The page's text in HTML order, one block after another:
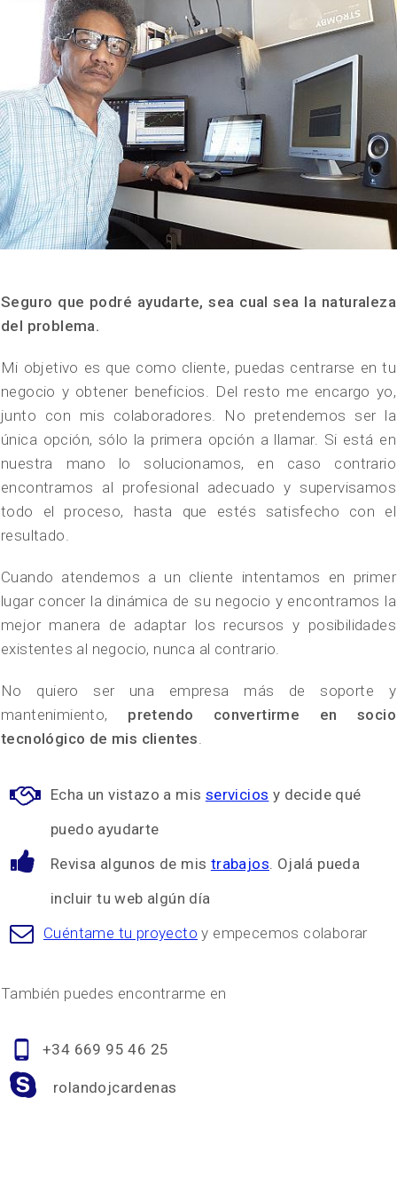
Seguro que podré ayudarte, sea cual sea la naturaleza
del problema.
Mi objetivo es que como cliente, puedas centrarse en tu
negocio y obtener beneficios. Del resto me encargo yo,
junto con mis colaboradores. No pretendemos ser la
única opción, sólo la primera opción a llamar. Si está en
nuestra mano lo solucionamos, en caso contrario
encontramos al profesional adecuado y supervisamos
todo el proceso, hasta que estés satisfecho con el
resultado.
Cuando atendemos a un cliente intentamos en primer
lugar concer la dinámica de su negocio y encontramos la
mejor manera de adaptar los recursos y posibilidades
existentes al negocio, nunca al contrario.
No quiero ser una empresa más de soporte y
mantenimiento, pretendo convertirme en socio
tecnológico de mis clientes.
Echa un vistazo a mis servicios y decide qué
puedo ayudarte
Revisa algunos de mis trabajos. Ojalá pueda
incluir tu web algún día
Cuéntame tu proyecto y empecemos colaborar
También puedes encontrarme en
+34 669 95 46 25
rolandojcardenas